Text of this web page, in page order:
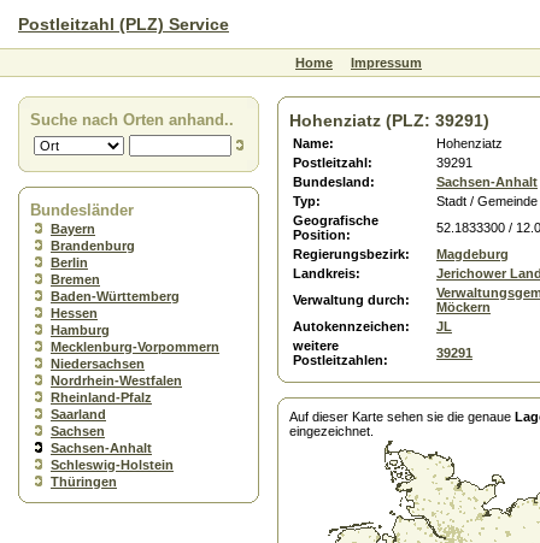
Postleitzahl (PLZ) Service
Home Impressum
Suche nach Orten anhand..
Bundesländer
Bayern
Brandenburg
Berlin
Bremen
Baden-Württemberg
Hessen
Hamburg
Mecklenburg-Vorpommern
Niedersachsen
Nordrhein-Westfalen
Rheinland-Pfalz
Saarland
Sachsen
Sachsen-Anhalt
Schleswig-Holstein
Thüringen
Hohenziatz (PLZ: 39291)
Name:
Hohenziatz
Postleitzahl:
39291
Bundesland:
Sachsen-Anhalt
Typ:
Stadt / Gemeinde
Geografische
Position:
52.1833300 /
Regierungsbezirk:
Magdeburg
Landkreis:
Jerichower
Verwaltung durch:
Möckern
Autokennzeichen:
JL
weitere
Postleitzahlen:
39291
Auf dieser Karte sehen sie die genaue
eingezeichnet.